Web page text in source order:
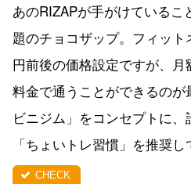
あのRIZAPが手がけているこ
題のチョコザップ。フィッ
円前後の価格設定ですが、
料金で通うことができるの
ビニジム」をコンセプトに
「ちょいトレ習慣」を推奨し